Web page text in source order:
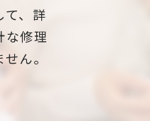
て、詳
な修理
ん。